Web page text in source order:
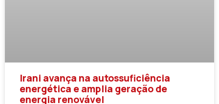
Irani avança na autossuficiência
energética e amplia geração de
energia renovável